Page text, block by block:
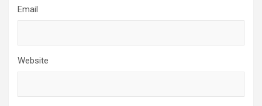
Email
Website